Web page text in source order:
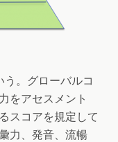
。グローバルコ
をアセスメント
スコアを規定して
力、発音、流暢